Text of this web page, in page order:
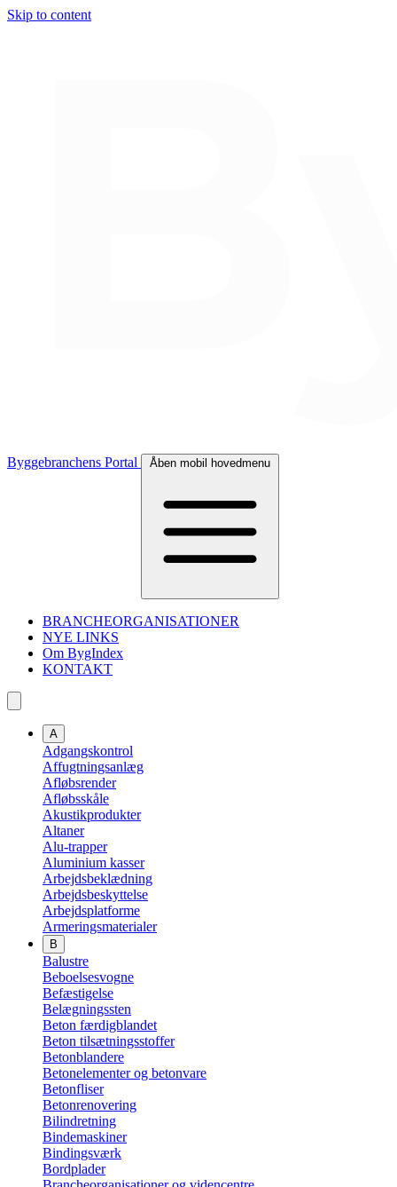
Skip to content
Byggebranchens Portal Åben mobil hovedmenu
BRANCHEORGANISATIONER
NYE LINKS
Om BygIndex
KONTAKT
A
Adgangskontrol
Affugtningsanlæg
Afløbsrender
Afløbsskåle
Akustikprodukter
Altaner
Alu-trapper
Aluminium kasser
Arbejdsbeklædning
Arbejdsbeskyttelse
Arbejdsplatforme
Armeringsmaterialer
B
Balustre
Beboelsesvogne
Befæstigelse
Belægningssten
Beton færdigblandet
Beton tilsætningsstoffer
Betonblandere
Betonelementer og betonvare
Betonfliser
Betonrenovering
Bilindretning
Bindemaskiner
Bindingsværk
Bordplader